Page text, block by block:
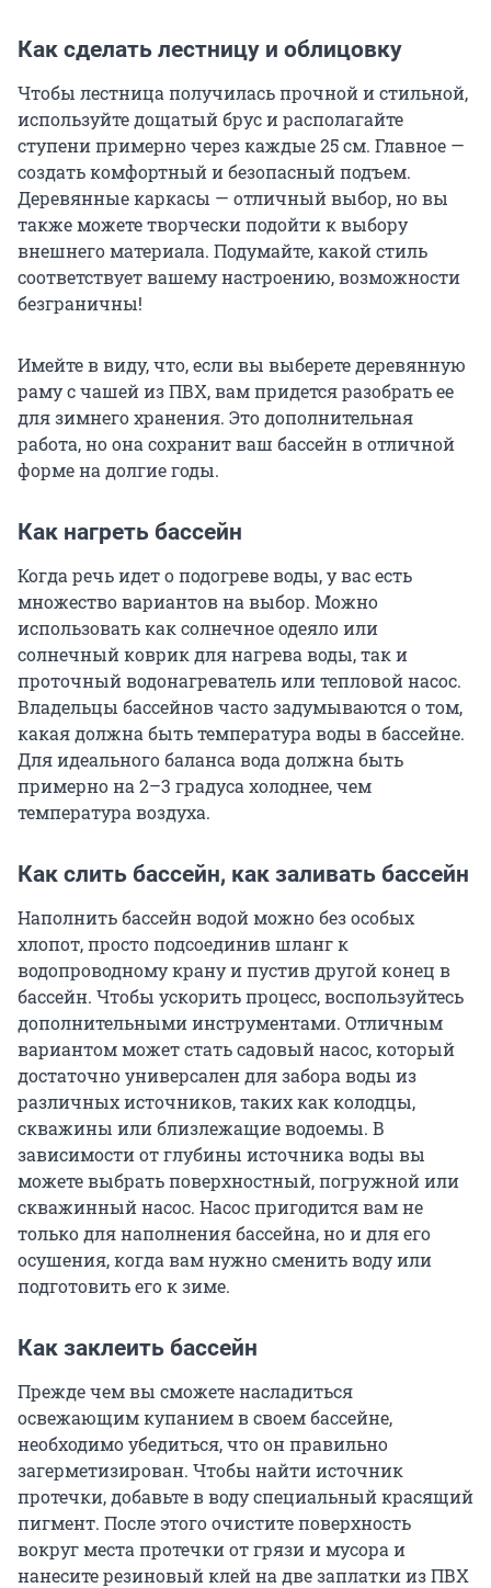
Как сделать лестницу и облицовку
Чтобы лестница получилась прочной и стильной,
используйте дощатый брус и располагайте
ступени примерно через каждые 25 см. Главное —
создать комфортный и безопасный подъем.
Деревянные каркасы — отличный выбор, но вы
также можете творчески подойти к выбору
внешнего материала. Подумайте, какой стиль
соответствует вашему настроению, возможности
безграничны!
Имейте в виду, что, если вы выберете деревянную
раму с чашей из ПВХ, вам придется разобрать ее
для зимнего хранения. Это дополнительная
работа, но она сохранит ваш бассейн в отличной
форме на долгие годы.
Как нагреть бассейн
Когда речь идет о подогреве воды, у вас есть
множество вариантов на выбор. Можно
использовать как солнечное одеяло или
солнечный коврик для нагрева воды, так и
проточный водонагреватель или тепловой насос.
Владельцы бассейнов часто задумываются о том,
какая должна быть температура воды в бассейне.
Для идеального баланса вода должна быть
примерно на 2–3 градуса холоднее, чем
температура воздуха.
Как слить бассейн, как заливать бассейн
Наполнить бассейн водой можно без особых
хлопот, просто подсоединив шланг к
водопроводному крану и пустив другой конец в
бассейн. Чтобы ускорить процесс, воспользуйтесь
дополнительными инструментами. Отличным
вариантом может стать садовый насос, который
достаточно универсален для забора воды из
различных источников, таких как колодцы,
скважины или близлежащие водоемы. В
зависимости от глубины источника воды вы
можете выбрать поверхностный, погружной или
скважинный насос. Насос пригодится вам не
только для наполнения бассейна, но и для его
осушения, когда вам нужно сменить воду или
подготовить его к зиме.
Как заклеить бассейн
Прежде чем вы сможете насладиться
освежающим купанием в своем бассейне,
необходимо убедиться, что он правильно
загерметизирован. Чтобы найти источник
протечки, добавьте в воду специальный красящий
пигмент. После этого очистите поверхность
вокруг места протечки от грязи и мусора и
нанесите резиновый клей на две заплатки из ПВХ